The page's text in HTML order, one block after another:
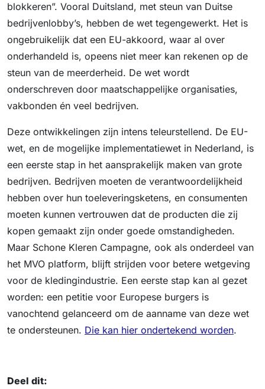
blokkeren”. Vooral Duitsland, met steun van Duitse
bedrijvenlobby’s, hebben de wet tegengewerkt. Het is
ongebruikelijk dat een EU-akkoord, waar al over
onderhandeld is, opeens niet meer kan rekenen op de
steun van de meerderheid. De wet wordt
onderschreven door maatschappelijke organisaties,
vakbonden én veel bedrijven.
Deze ontwikkelingen zijn intens teleurstellend. De EU-
wet, en de mogelijke implementatiewet in Nederland, is
een eerste stap in het aansprakelijk maken van grote
bedrijven. Bedrijven moeten de verantwoordelijkheid
hebben over hun toeleveringsketens, en consumenten
moeten kunnen vertrouwen dat de producten die zij
kopen gemaakt zijn onder goede omstandigheden.
Maar Schone Kleren Campagne, ook als onderdeel van
het MVO platform, blijft strijden voor betere wetgeving
voor de kledingindustrie. Een eerste stap kan al gezet
worden: een petitie voor Europese burgers is
vanochtend gelanceerd om de aanname van deze wet
te ondersteunen. Die kan hier ondertekend worden.
Deel dit: